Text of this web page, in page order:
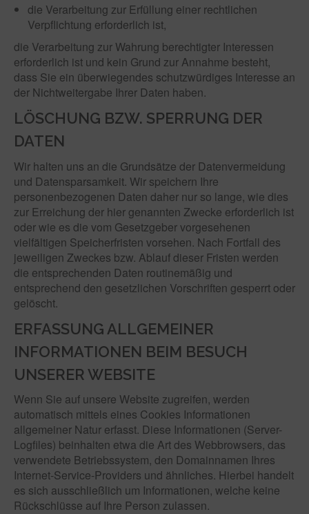
die Verarbeitung zur Erfüllung einer rechtlichen
Verpflichtung erforderlich ist,
die Verarbeitung zur Wahrung berechtigter Interessen
erforderlich ist und kein Grund zur Annahme besteht,
dass Sie ein überwiegendes schutzwürdiges Interesse an
der Nichtweitergabe Ihrer Daten haben.
LÖSCHUNG BZW. SPERRUNG DER
DATEN
Wir halten uns an die Grundsätze der Datenvermeidung
und Datensparsamkeit. Wir speichern Ihre
personenbezogenen Daten daher nur so lange, wie dies
zur Erreichung der hier genannten Zwecke erforderlich ist
oder wie es die vom Gesetzgeber vorgesehenen
vielfältigen Speicherfristen vorsehen. Nach Fortfall des
jeweiligen Zweckes bzw. Ablauf dieser Fristen werden
die entsprechenden Daten routinemäßig und
entsprechend den gesetzlichen Vorschriften gesperrt oder
gelöscht.
ERFASSUNG ALLGEMEINER
INFORMATIONEN BEIM BESUCH
UNSERER WEBSITE
Wenn Sie auf unsere Website zugreifen, werden
automatisch mittels eines Cookies Informationen
allgemeiner Natur erfasst. Diese Informationen (Server-
Logfiles) beinhalten etwa die Art des Webbrowsers, das
verwendete Betriebssystem, den Domainnamen Ihres
Internet-Service-Providers und ähnliches. Hierbei handelt
es sich ausschließlich um Informationen, welche keine
Rückschlüsse auf Ihre Person zulassen.